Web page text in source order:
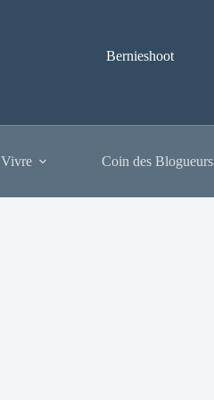
Bernieshoot
Coin des Blogueurs